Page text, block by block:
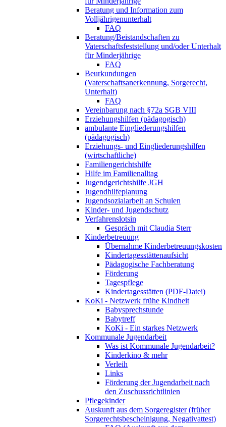
Beratung und Information zum
Volljährigenunterhalt
FAQ
Beratung/Beistandschaften zu
Vaterschaftsfeststellung und/oder Unterhalt
für Minderjährige
FAQ
Beurkundungen
(Vaterschaftsanerkennung, Sorgerecht,
Unterhalt)
FAQ
Vereinbarung nach §72a SGB VIII
Erziehungshilfen (pädagogisch)
ambulante Eingliederungshilfen
(pädagogisch)
Erziehungs- und Eingliederungshilfen
(wirtschaftliche)
Familiengerichtshilfe
Hilfe im Familienalltag
Jugendgerichtshilfe JGH
Jugendhilfeplanung
Jugendsozialarbeit an Schulen
Kinder- und Jugendschutz
Verfahrenslotsin
Gespräch mit Claudia Sterr
Kinderbetreuung
Übernahme Kinderbetreuungskosten
Kindertagesstättenaufsicht
Pädagogische Fachberatung
Förderung
Tagespflege
Kindertagesstätten (PDF-Datei)
KoKi - Netzwerk frühe Kindheit
Babysprechstunde
Babytreff
KoKi - Ein starkes Netzwerk
Kommunale Jugendarbeit
Was ist Kommunale Jugendarbeit?
Kinderkino & mehr
Verleih
Links
Förderung der Jugendarbeit nach
den Zuschussrichtlinien
Pflegekinder
Auskunft aus dem Sorgeregister (früher
Sorgerechtsbescheinigung, Negativattest)